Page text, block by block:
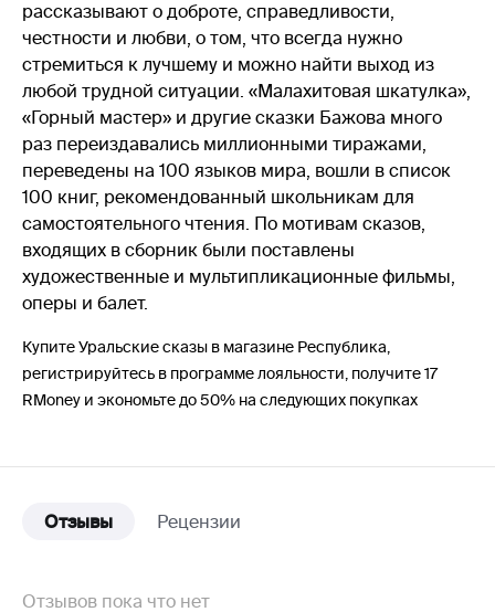
рассказывают о доброте, справедливости,
честности и любви, о том, что всегда нужно
стремиться к лучшему и можно найти выход из
любой трудной ситуации. «Малахитовая шкатулка»,
«Горный мастер» и другие сказки Бажова много
раз переиздавались миллионными тиражами,
переведены на 100 языков мира, вошли в список
100 книг, рекомендованный школьникам для
самостоятельного чтения. По мотивам сказов,
входящих в сборник были поставлены
художественные и мультипликационные фильмы,
оперы и балет.
Купите Уральские сказы в магазине Республика,
регистрируйтесь в программе лояльности, получите 17
RMoney и экономьте до 50% на следующих покупках
Отзывы Рецензии
Отзывов пока что нет